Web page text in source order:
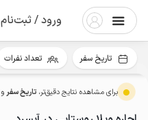
ورود / ثبت‌نام
برای مشاهده نتایج دقیق‌تر، تاریخ سفرو
تاریخ سفر تعداد نفرات